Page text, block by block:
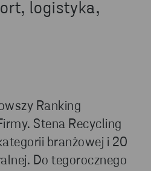
logistyka,
Ranking
Stena Recycling
branżowej i 20
Do tegorocznego